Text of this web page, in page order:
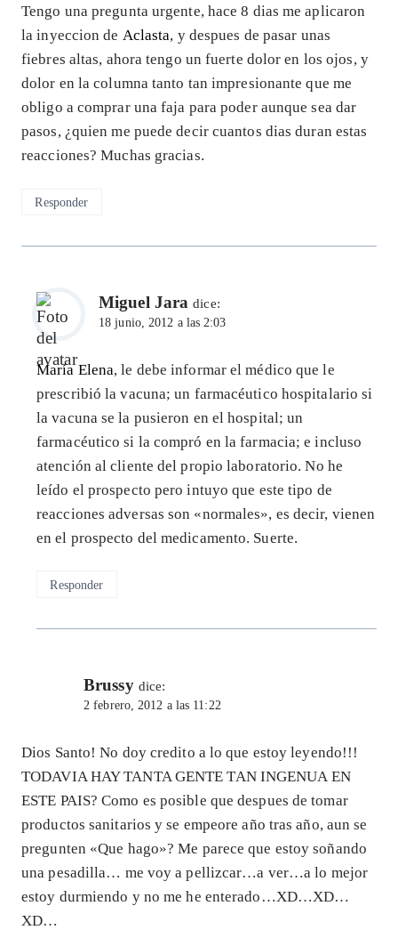
Tengo una pregunta urgente, hace 8 dias me aplicaron
la inyeccion de Aclasta, y despues de pasar unas
fiebres altas, ahora tengo un fuerte dolor en los ojos, y
dolor en la columna tanto tan impresionante que me
obligo a comprar una faja para poder aunque sea dar
pasos, ¿quien me puede decir cuantos dias duran estas
reacciones? Muchas gracias.
Responder
Miguel Jara dice:
18 junio, 2012 a las 2:03
María Elena, le debe informar el médico que le
prescribió la vacuna; un farmacéutico hospitalario si
la vacuna se la pusieron en el hospital; un
farmacéutico si la compró en la farmacia; e incluso
atención al cliente del propio laboratorio. No he
leído el prospecto pero intuyo que este tipo de
reacciones adversas son «normales», es decir, vienen
en el prospecto del medicamento. Suerte.
Responder
Brussy dice:
2 febrero, 2012 a las 11:22
Dios Santo! No doy credito a lo que estoy leyendo!!!
TODAVIA HAY TANTA GENTE TAN INGENUA EN
ESTE PAIS? Como es posible que despues de tomar
productos sanitarios y se empeore año tras año, aun se
pregunten «Que hago»? Me parece que estoy soñando
una pesadilla… me voy a pellizcar…a ver…a lo mejor
estoy durmiendo y no me he enterado…XD…XD…
XD…